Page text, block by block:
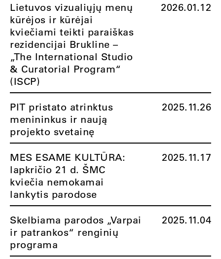
Lietuvos vizualiųjų menų
kūrėjos ir kūrėjai
kviečiami teikti paraiškas
rezidencijai Brukline –
„The International Studio
& Curatorial Program“
(ISCP)
2026.01.12
PIT pristato atrinktus
menininkus ir naują
projekto svetainę
2025.11.26
MES ESAME KULTŪRA:
lapkričio 21 d. ŠMC
kviečia nemokamai
lankytis parodose
2025.11.17
Skelbiama parodos „Varpai
ir patrankos“ renginių
programa
2025.11.04